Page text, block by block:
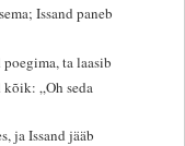
Issand paneb
ta laasib
„Oh seda
ja Issand jääb